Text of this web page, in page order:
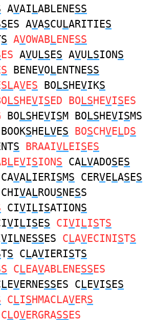
AVAILABLENESS
ES AVASCULARITIES
S AVOWABLENESS
ES AVULSES AVULSIONS
S BENEVOLENTNESS
SLAVES BOLSHEVIKS
LSHEVISED BOLSHEVISES
BOLSHEVISM BOLSHEVISMS
BOOKSHELVES BOSCHVELDS
S BRAAIVLEISES
LEVISIONS CALVADOSES
VALIERISMS CERVELASES
CHIVALROUSNESS
CIVILISATIONS
VILISES CIVILISTS
VILNESSES CLAVECINISTS
TS CLAVIERISTS
CLEAVABLENESSES
LEVERNESSES CLEVISES
CLISHMACLAVERS
CLOVERGRASSES